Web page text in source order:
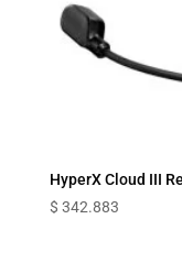
HyperX Cloud III
$ 342.883